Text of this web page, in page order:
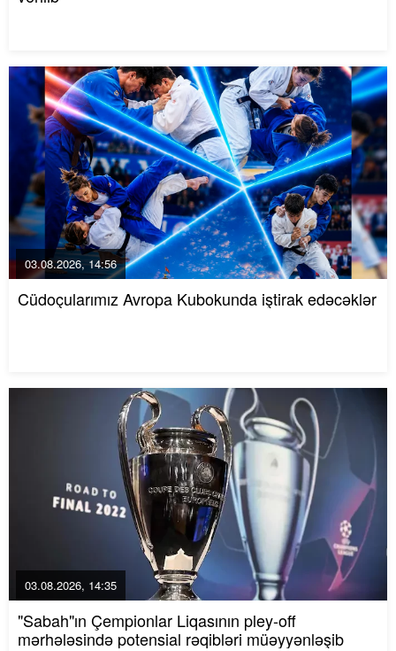
03.08.2026, 14:56
Cüdoçularımız Avropa Kubokunda iştirak edəcəklər
03.08.2026, 14:35
"Sabah"ın Çempionlar Liqasının pley-off
mərhələsində potensial rəqibləri müəyyənləşib